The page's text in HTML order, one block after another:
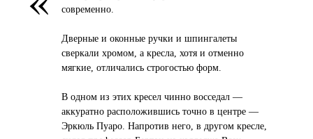
современно.
Дверные и оконные ручки и шпингалеты
сверкали хромом, а кресла, хотя и отменно
мягкие, отличались строгостью форм.
В одном из этих кресел чинно восседал —
аккуратно расположившись точно в центре —
Эркюль Пуаро. Напротив него, в другом кресле,